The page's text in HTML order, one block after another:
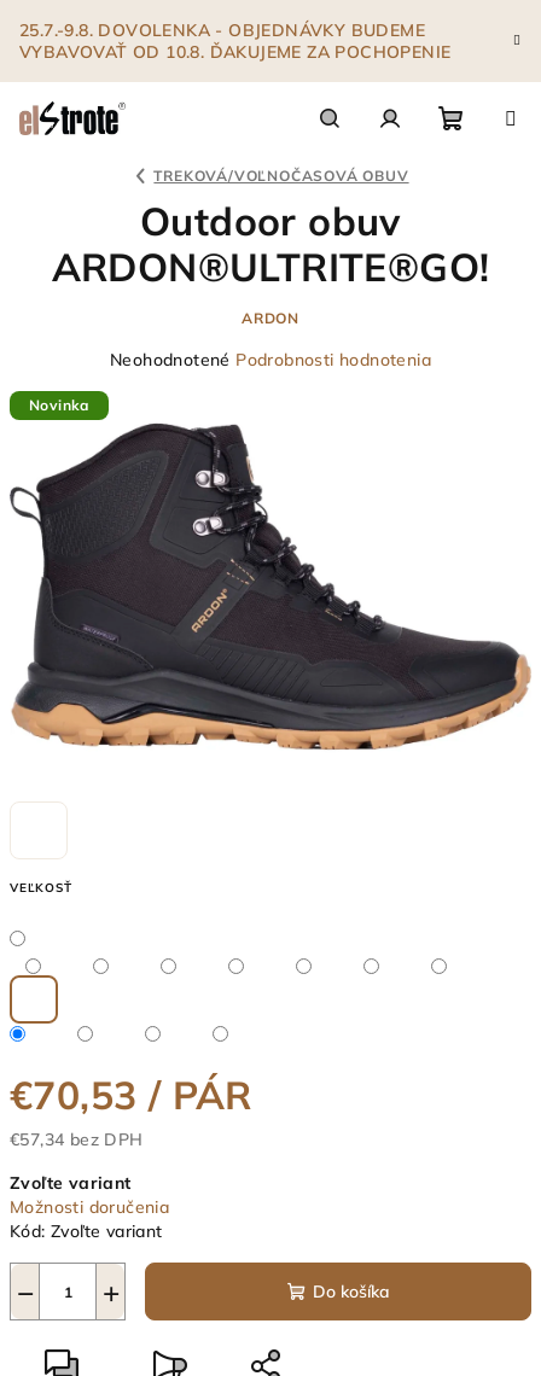
obsah
25.7.-9.8. DOVOLENKA - OBJEDNÁVKY BUDEME
VYBAVOVAŤ OD 10.8. ĎAKUJEME ZA POCHOPENIE
TREKOVÁ/VOĽNOČASOVÁ OBUV
VEĽKOSŤ
€70,53 / PÁR
€57,34 bez DPH
cena:
Zvoľte variant
Možnosti doručenia
Kód: Zvoľte variant
+
− Do košíka
Outdoor obuv
ARDON®ULTRITE®GO!
ARDON
Priemerné
produktu
je
0,0
5
hviezdičiek.
Neohodnotené Podrobnosti hodnotenia
Novinka